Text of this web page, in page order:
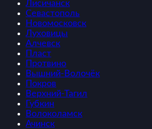
Лисичанск
Севастополь
Новомосковск
Луховицы
Алчевск
Пласт
Протвино
Вышний-Волочёк
Покров
Верхний-Тагил
Губкин
Волоколамск
Ачинск